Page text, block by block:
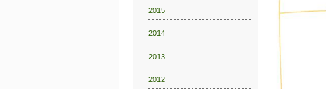
2015
2014
2013
2012